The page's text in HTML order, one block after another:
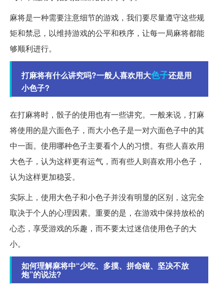
麻将是一种需要注意细节的游戏，我们要尽量遵守这些规
矩和禁忌，以维持游戏的公平和秩序，让每一局麻将都能
够顺利进行。
打麻将有什么讲究吗?一般人喜欢用大色子还是用
小色子?
在打麻将时，骰子的使用也有一些讲究。一般来说，打麻
将使用的是六面色子，而大小色子是一对六面色子中的其
中一面。使用哪种色子主要看个人的习惯。有些人喜欢用
大色子，认为这样更有运气，而有些人则喜欢用小色子，
认为这样更加稳妥。
实际上，使用大色子和小色子并没有明显的区别，这完全
取决于个人的心理因素。重要的是，在游戏中保持放松的
心态，享受游戏的乐趣，而不要太过迷信使用色子的大
小。
如何理解麻将中“少吃、多摸、拼命碰、坚决不放
炮”的说法?